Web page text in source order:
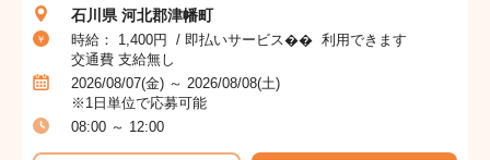
石川県 河北郡津幡町
時給： 1,400円 / 即払いサービス�� 利用できます
交通費 支給無し
2026/08/07(金) ～ 2026/08/08(土)
※1日単位で応募可能
08:00 ～ 12:00